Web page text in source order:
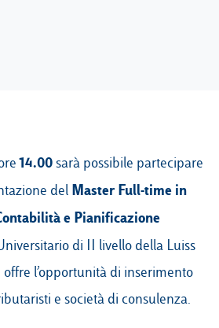
Experience
14.00sarà possibile partecipare
del Master Full-time in
e Pianificazione
di II livello della Luiss
offre l’opportunità di inserimento
e società di consulenza.